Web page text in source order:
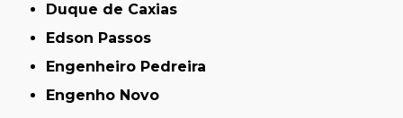
Duque de Caxias
Edson Passos
Engenheiro Pedreira
Engenho Novo